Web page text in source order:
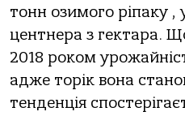
тонн озимого ріпаку ,
центнера з гектара.
2018 роком
адже торік вона
тенденція